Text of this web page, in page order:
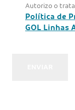
Autorizo o
Política de
GOL